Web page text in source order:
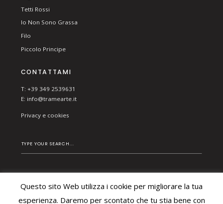
Tetti Rossi
Io Non Sono Grassa
Filo
Piccolo Principe
CONTATTAMI
T: +39 349 2539631
E: info@tramearte.it
Privacy e cookies
© 2026 TRAME ARTE DI BESCHI CHIARA. ALL RIGHTS
Questo sito Web utilizza i cookie per migliorare la tua
esperienza. Daremo per scontato che tu stia bene con